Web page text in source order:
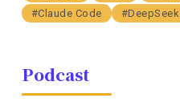
#Claude Code
#DeepSeek
Podcast